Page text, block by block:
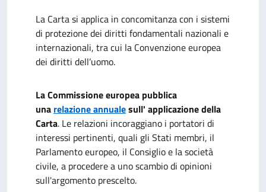
La Carta si applica in concomitanza con i sistemi
di protezione dei diritti fondamentali nazionali e
internazionali, tra cui la Convenzione europea
dei diritti dell’uomo.
La Commissione europea pubblica
una relazione annualesull' applicazione della
Carta. Le relazioni incoraggiano i portatori di
interessi pertinenti, quali gli Stati membri, il
Parlamento europeo, il Consiglio e la società
civile, a procedere a uno scambio di opinioni
sull'argomento prescelto.